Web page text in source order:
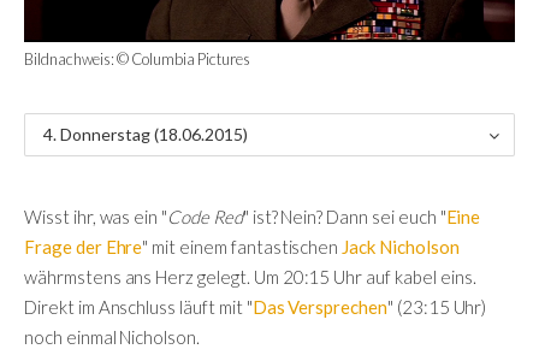
Bildnachweis: © Columbia Pictures
4. Donnerstag (18.06.2015)
Wisst ihr, was ein "Code Red" ist? Nein? Dann sei euch "Eine
Frage der Ehre" mit einem fantastischen Jack Nicholson
währmstens ans Herz gelegt. Um 20:15 Uhr auf kabel eins.
Direkt im Anschluss läuft mit "Das Versprechen" (23:15 Uhr)
noch einmal Nicholson.